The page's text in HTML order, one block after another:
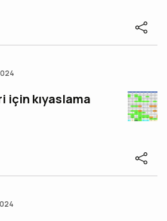
için kıyaslama